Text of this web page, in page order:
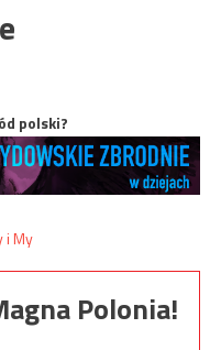
polski?
Polonia!